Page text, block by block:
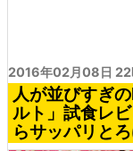
2016年02月08日
人が並びすぎ
ルト」試食レ
らサッパリと